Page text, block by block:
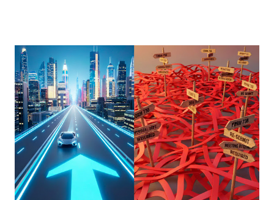
transmitiendo la idea de que algo es mejor. Desde un punto
de vista técnico, Calidad representa una forma de hacer las
cosas preocupándose siempre por satisfacer al cliente y
por mejorar día a día procesos y resultados. El enfoque de
gestión de la calidad se inicia en la década de los 50. En esa
época, se contemplaba un concepto de calidad centrado en
lograr que un producto cumpliese las especificaciones
marcadas (peso, duración, resistencia, rapidez). Se
realizaban controles periódicos para evitar que product...